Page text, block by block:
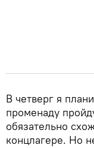
В четверг я
променаду
обязательно
концлагере. Но